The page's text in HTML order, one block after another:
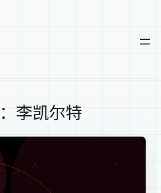
李凯尔特